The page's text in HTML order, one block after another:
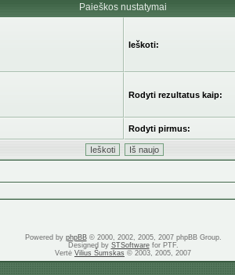
Paieškos nustatymai
Ieškoti:
Rodyti rezultatus kaip:
Rodyti pirmus:
Powered by phpBB© 2000, 2002, 2005, 2007 phpBB Group.
Designed by STSoftwarefor PTF.
Vertė Vilius Šumskas © 2003, 2005, 2007